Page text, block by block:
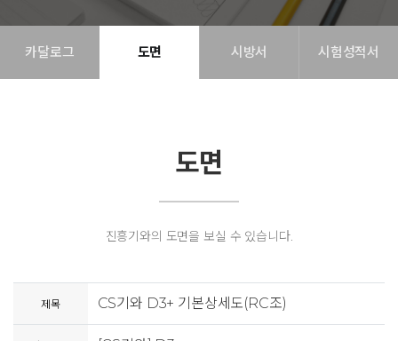
카달로그 도면 시방서 시험성적서
도면
진흥기와의 도면을 보실 수 있습니다.
제목 CS기와 D3+ 기본상세도(RC조)